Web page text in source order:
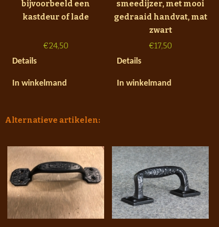
bijvoorbeeld een
kastdeur of lade
€24,50
Details
In winkelmand
smeedijzer, met mooi
gedraaid handvat, mat
zwart
€17,50
Details
In winkelmand
Alternatieve artikelen: